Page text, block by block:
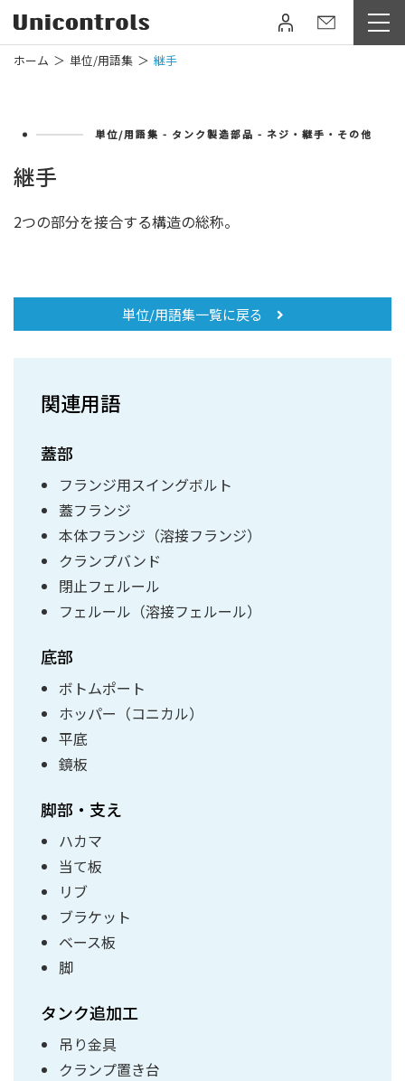
ホーム 単位/用語集 継手
単位/用語集 - タンク製造部品 - ネジ・継手・その他
継手
2つの部分を接合する構造の総称。
単位/用語集一覧に戻る
関連用語
蓋部
フランジ用スイングボルト
蓋フランジ
本体フランジ（溶接フランジ）
クランプバンド
閉止フェルール
フェルール（溶接フェルール）
底部
ボトムポート
ホッパー（コニカル）
平底
鏡板
脚部・支え
ハカマ
当て板
リブ
ブラケット
ベース板
脚
タンク追加工
吊り金具
クランプ置き台